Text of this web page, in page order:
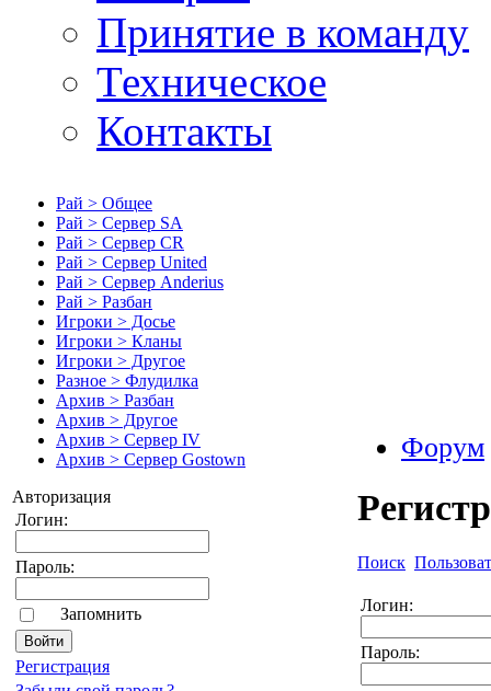
Принятие в команду
Техническое
Контакты
Рай > Общее
Рай > Сервер SA
Рай > Сервер CR
Рай > Сервер United
Рай > Сервер Anderius
Рай > Разбан
Игроки > Досье
Игроки > Кланы
Игроки > Другое
Разное > Флудилка
Архив > Разбан
Архив > Другое
Архив > Сервер IV
Архив > Сервер Gostown
Авторизация
Логин:
Пароль:
Запомнить
Pегиcтрaция
Форум
Поиск
Логин:
Пароль: